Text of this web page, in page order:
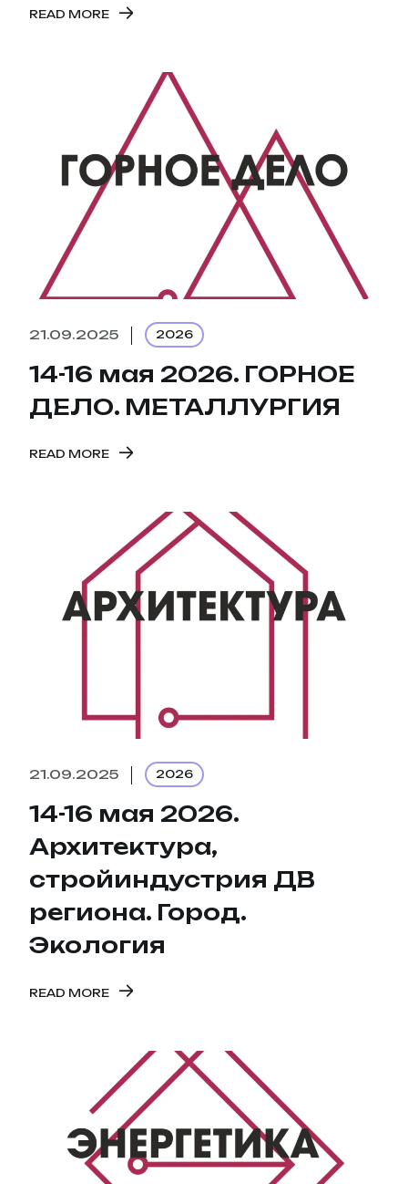
READ MORE
21.09.2025 2026
14-16 мая 2026. ГОРНОЕ
ДЕЛО. МЕТАЛЛУРГИЯ
READ MORE
21.09.2025 2026
14-16 мая 2026.
Архитектура,
стройиндустрия ДВ
региона. Город.
Экология
READ MORE